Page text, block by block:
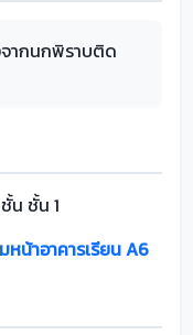
จากนกพิราบติด
น ชั้น 1
น้าอาคารเรียน A6